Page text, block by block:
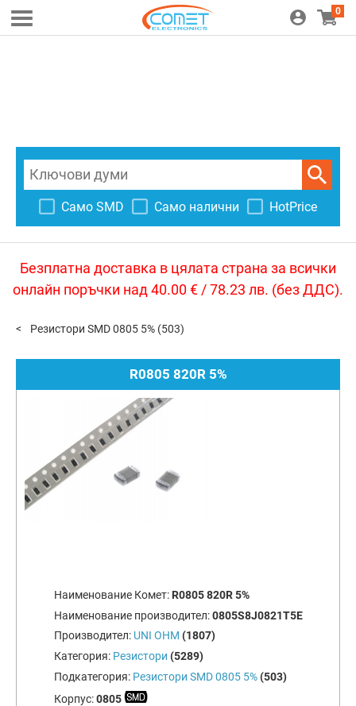
0
Само SMD Само налични HotPrice
Безплатна доставка в цялата страна за всички
онлайн поръчки над 40.00 € / 78.23 лв. (без ДДС).
Резистори SMD 0805 5% (503)
R0805 820R 5%
Наименование Комет: R0805 820R 5%
Наименование производител:0805S8J0821T5E
Производител: UNI OHM (1807)
Категория: Резистори (5289)
Подкатегория: Резистори SMD 0805 5% (503)
Корпус:0805